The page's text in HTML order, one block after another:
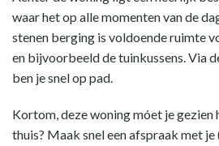
waar het op alle momenten van de
stenen berging is voldoende ruimte
en bijvoorbeeld de tuinkussens. Via
ben je snel op pad.
Kortom, deze woning móet je
thuis? Maak snel een afspraak met